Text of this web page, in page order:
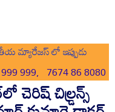
మ్యారేజస్ లో ఇప్పుడు
999, 7674 86 8080
చిల్డ్రన్స్‌